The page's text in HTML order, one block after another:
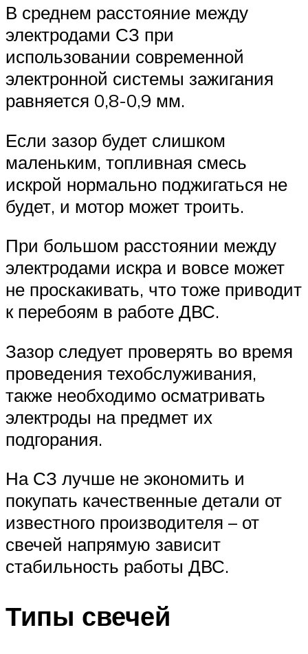
В среднем расстояние между
электродами СЗ при
использовании современной
электронной системы зажигания
равняется 0,8-0,9 мм.
Если зазор будет слишком
маленьким, топливная смесь
искрой нормально поджигаться не
будет, и мотор может троить.
При большом расстоянии между
электродами искра и вовсе может
не проскакивать, что тоже приводит
к перебоям в работе ДВС.
Зазор следует проверять во время
проведения техобслуживания,
также необходимо осматривать
электроды на предмет их
подгорания.
На СЗ лучше не экономить и
покупать качественные детали от
известного производителя – от
свечей напрямую зависит
стабильность работы ДВС.
Типы свечей